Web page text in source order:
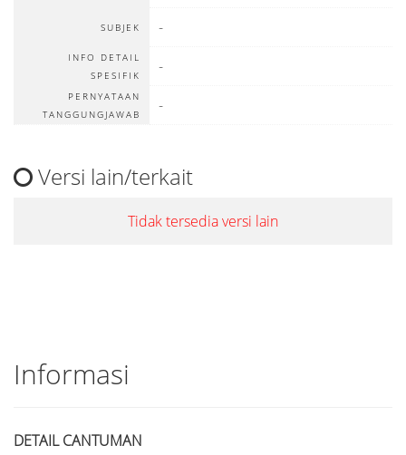
SUBJEK -
INFO DETAIL
SPESIFIK
-
PERNYATAAN
TANGGUNGJAWAB
-
Versi lain/terkait
Tidak tersedia versi lain
Informasi
DETAIL CANTUMAN